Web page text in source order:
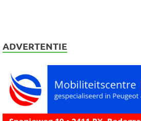
ADVERTENTIE